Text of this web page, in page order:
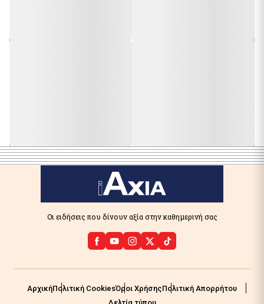
Οι ειδήσεις που δίνουν αξία στην καθημερινή σας
ΑρχικήΠολιτική CookiesΌροι ΧρήσηςΠολιτική Απορρήτου